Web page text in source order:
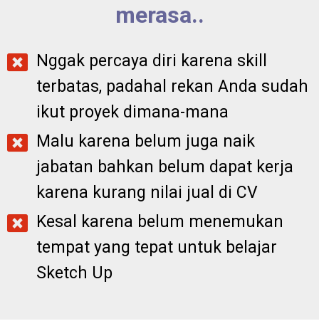
merasa..
Nggak percaya diri karena skill
terbatas, padahal rekan Anda sudah
ikut proyek dimana-mana
Malu karena belum juga naik
jabatan bahkan belum dapat kerja
karena kurang nilai jual di CV
Kesal karena belum menemukan
tempat yang tepat untuk belajar
Sketch Up